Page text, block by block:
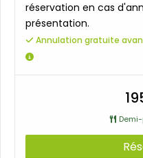
réservation en cas
présentation.
Annulation gratuite